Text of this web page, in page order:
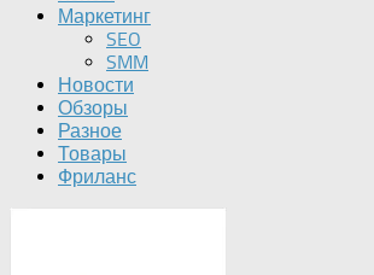
Маркетинг
SEO
SMM
Новости
Обзоры
Разное
Товары
Фриланс